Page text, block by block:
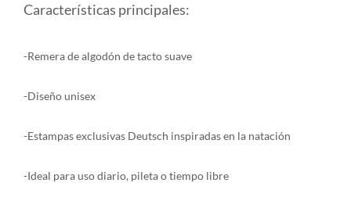
Características principales:
-Remera de algodón de tacto suave
-Diseño unisex
-Estampas exclusivas Deutsch inspiradas en la natación
-Ideal para uso diario, pileta o tiempo libre